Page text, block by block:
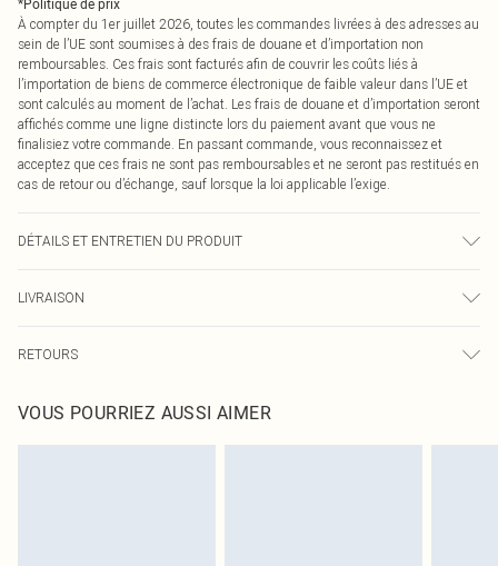
*Politique de prix
À compter du 1er juillet 2026, toutes les commandes livrées à des adresses au
sein de l’UE sont soumises à des frais de douane et d’importation non
remboursables. Ces frais sont facturés afin de couvrir les coûts liés à
l’importation de biens de commerce électronique de faible valeur dans l’UE et
sont calculés au moment de l’achat. Les frais de douane et d’importation seront
affichés comme une ligne distincte lors du paiement avant que vous ne
finalisiez votre commande. En passant commande, vous reconnaissez et
acceptez que ces frais ne sont pas remboursables et ne seront pas restitués en
cas de retour ou d’échange, sauf lorsque la loi applicable l’exige.
DÉTAILS ET ENTRETIEN DU PRODUIT
couleur peut déteindre.
LIVRAISON
Livraison express France
Jusqu'à 2-3 jours ouvrables
RETOURS
pour nous retourner un article.
Veuillez noter que nous ne pouvons pas rembourser les masques tendance, les
VOUS POURRIEZ AUSSI AIMER